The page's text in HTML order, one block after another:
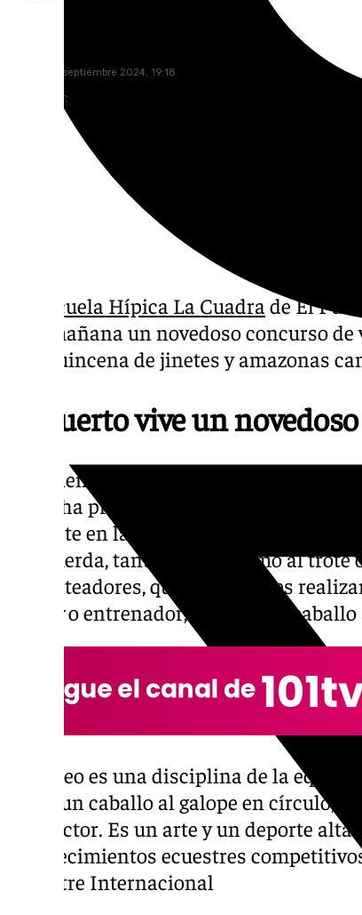
sábado, 28 septiembre 2024, 19:18
Compartir:
La Escuela Hípica La Cuadra de El
esta mañana un novedoso concurso
una quincena de jinetes y amazonas
El Puerto vive un
El teniente de alcalde de Juventud y
ha presenciado la competición
consiste en la realización de
a la cuerda, tanto al paso como al
los volteadores, que son quienes
o entrenador, que guía al
El volteo es una disciplina de la
sobre un caballo al galope en círculo,
conductor. Es un arte y un deporte
acontecimientos ecuestres
Ecuestre Internacional